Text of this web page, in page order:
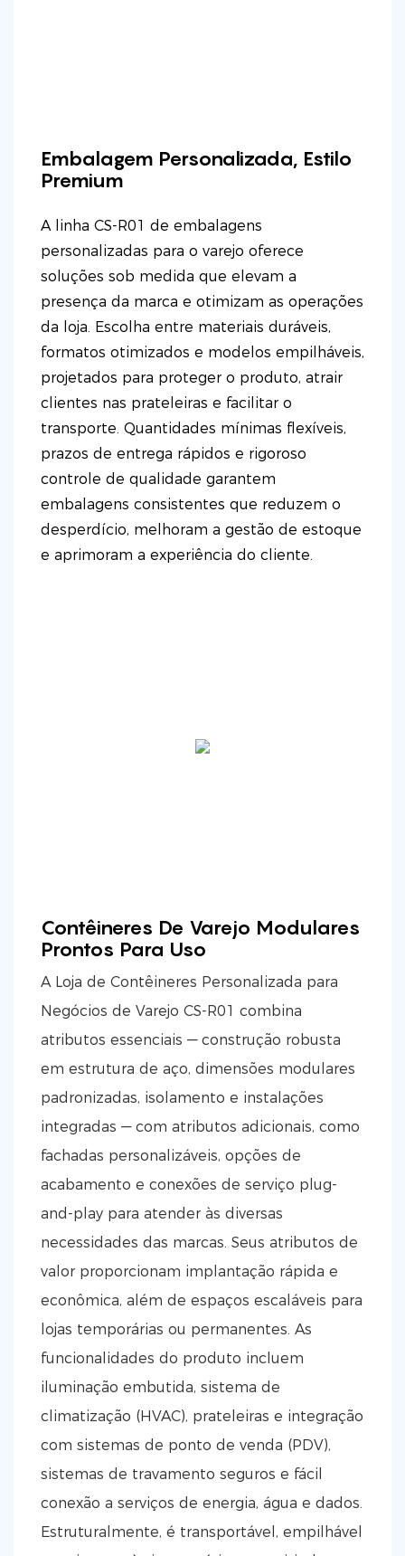
Embalagem Personalizada, Estilo
Premium
A linha CS-R01 de embalagens
personalizadas para o varejo oferece
soluções sob medida que elevam a
presença da marca e otimizam as operações
da loja. Escolha entre materiais duráveis,
formatos otimizados e modelos empilháveis,
projetados para proteger o produto, atrair
clientes nas prateleiras e facilitar o
transporte. Quantidades mínimas flexíveis,
prazos de entrega rápidos e rigoroso
controle de qualidade garantem
embalagens consistentes que reduzem o
desperdício, melhoram a gestão de estoque
e aprimoram a experiência do cliente.
Contêineres De Varejo Modulares
Prontos Para Uso
A Loja de Contêineres Personalizada para
Negócios de Varejo CS-R01 combina
atributos essenciais — construção robusta
em estrutura de aço, dimensões modulares
padronizadas, isolamento e instalações
integradas — com atributos adicionais, como
fachadas personalizáveis, opções de
acabamento e conexões de serviço plug-
and-play para atender às diversas
necessidades das marcas. Seus atributos de
valor proporcionam implantação rápida e
econômica, além de espaços escaláveis ​​para
lojas temporárias ou permanentes. As
funcionalidades do produto incluem
iluminação embutida, sistema de
climatização (HVAC), prateleiras e integração
com sistemas de ponto de venda (PDV),
sistemas de travamento seguros e fácil
conexão a serviços de energia, água e dados.
Estruturalmente, é transportável, empilhável